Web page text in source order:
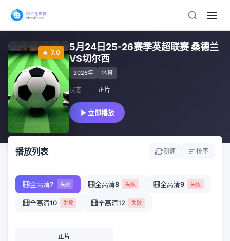
7.0
5月24日25-26赛季英超联赛 桑德兰
VS切尔西
2026年 体育
状态 正片
立即播放
播放列表 测速 排序
全高清7 失败 全高清8 失败 全高清9 失败
全高清10 失败 全高清12 失败
正片